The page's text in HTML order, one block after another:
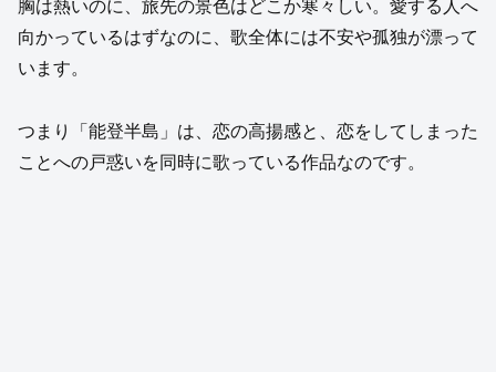
胸は熱いのに、旅先の景色はどこか寒々しい。愛する人へ
向かっているはずなのに、歌全体には不安や孤独が漂って
います。
つまり「能登半島」は、恋の高揚感と、恋をしてしまった
ことへの戸惑いを同時に歌っている作品なのです。